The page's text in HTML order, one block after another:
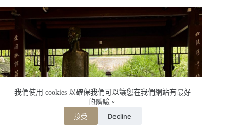
我們使用 cookies 以確保我們可以讓您在我們網站有最好
的體驗。
接受 Decline